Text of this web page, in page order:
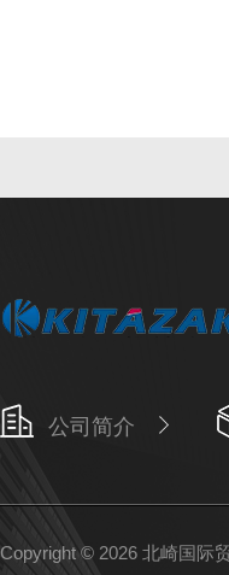
公司简介
Copyright © 2026 北崎国际